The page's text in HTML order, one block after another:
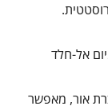
אל-חלד
עמיד בגוון ברונזה בעל 10% העברת אור, מאפשר